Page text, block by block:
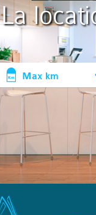
La
Max km